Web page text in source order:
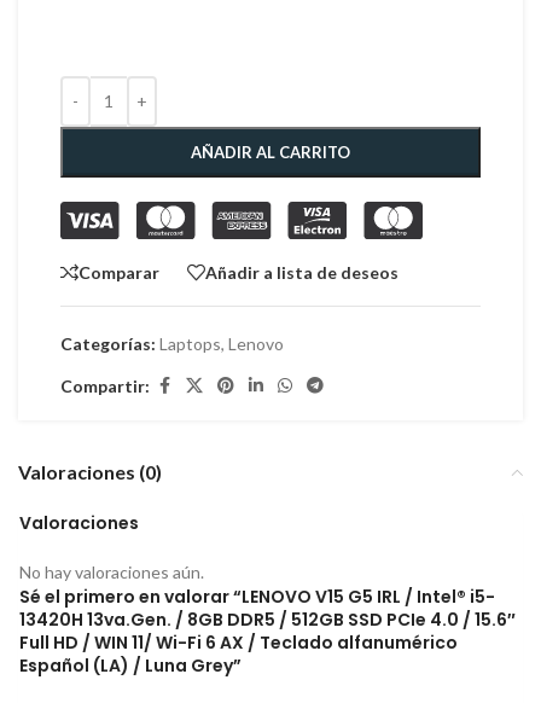
AÑADIR AL CARRITO
Comparar Añadir a lista de deseos
Categorías: Laptops, Lenovo
Compartir:
Valoraciones (0)
Valoraciones
No hay valoraciones aún.
Sé el primero en valorar “LENOVO V15 G5 IRL / Intel® i5-
13420H 13va.Gen. / 8GB DDR5 / 512GB SSD PCIe 4.0 / 15.6″
Full HD / WIN 11/ Wi-Fi 6 AX / Teclado alfanumérico
Español (LA) / Luna Grey”